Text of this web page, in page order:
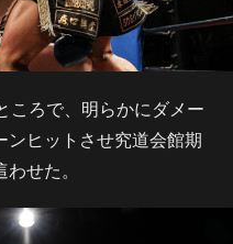
ころで、明らかにダメー
ンヒットさせ究道会館期
せた。